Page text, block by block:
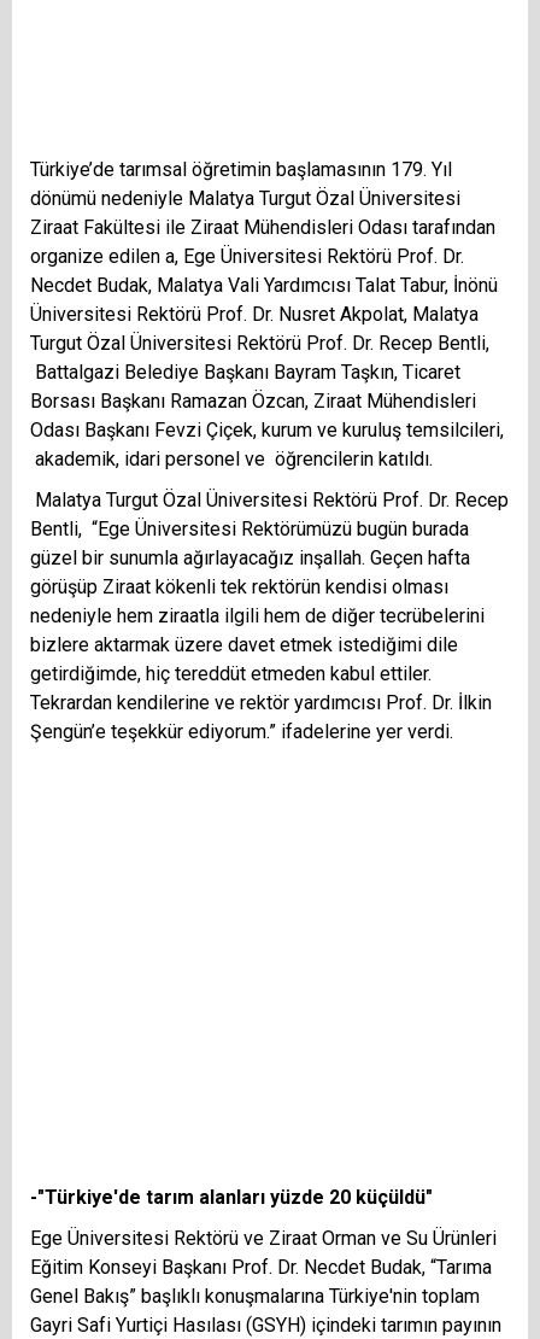
Türkiye’de tarımsal öğretimin başlamasının 179. Yıl
dönümü nedeniyle Malatya Turgut Özal Üniversitesi
Ziraat Fakültesi ile Ziraat Mühendisleri Odası tarafından
organize edilen a, Ege Üniversitesi Rektörü Prof. Dr.
Necdet Budak, Malatya Vali Yardımcısı Talat Tabur, İnönü
Üniversitesi Rektörü Prof. Dr. Nusret Akpolat, Malatya
Turgut Özal Üniversitesi Rektörü Prof. Dr. Recep Bentli,
Battalgazi Belediye Başkanı Bayram Taşkın, Ticaret
Borsası Başkanı Ramazan Özcan, Ziraat Mühendisleri
Odası Başkanı Fevzi Çiçek, kurum ve kuruluş temsilcileri,
akademik, idari personel ve öğrencilerin katıldı.
Malatya Turgut Özal Üniversitesi Rektörü Prof. Dr. Recep
Bentli, “Ege Üniversitesi Rektörümüzü bugün burada
güzel bir sunumla ağırlayacağız inşallah. Geçen hafta
görüşüp Ziraat kökenli tek rektörün kendisi olması
nedeniyle hem ziraatla ilgili hem de diğer tecrübelerini
bizlere aktarmak üzere davet etmek istediğimi dile
getirdiğimde, hiç tereddüt etmeden kabul ettiler.
Tekrardan kendilerine ve rektör yardımcısı Prof. Dr. İlkin
Şengün’e teşekkür ediyorum.” ifadelerine yer verdi.
-"Türkiye'de tarım alanları yüzde 20 küçüldü"
Ege Üniversitesi Rektörü ve Ziraat Orman ve Su Ürünleri
Eğitim Konseyi Başkanı Prof. Dr. Necdet Budak, “Tarıma
Genel Bakış” başlıklı konuşmalarına Türkiye'nin toplam
Gayri Safi Yurtiçi Hasılası (GSYH) içindeki tarımın payının